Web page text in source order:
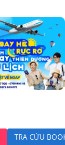
TRA CỨU